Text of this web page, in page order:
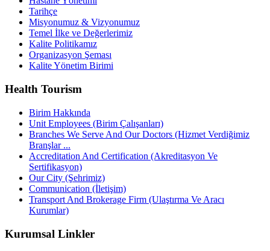
Tarihçe
Misyonumuz & Vizyonumuz
Temel İlke ve Değerlerimiz
Kalite Politikamız
Organizasyon Şeması
Kalite Yönetim Birimi
Health Tourism
Birim Hakkında
Unit Employees (Birim Çalışanları)
Branches We Serve And Our Doctors (Hizmet Verdiğimiz
Branşlar ...
Accreditation And Certification (Akreditasyon Ve
Sertifikasyon)
Our City (Şehrimiz)
Communication (İletişim)
Transport And Brokerage Firm (Ulaştırma Ve Aracı
Kurumlar)
Kurumsal Linkler